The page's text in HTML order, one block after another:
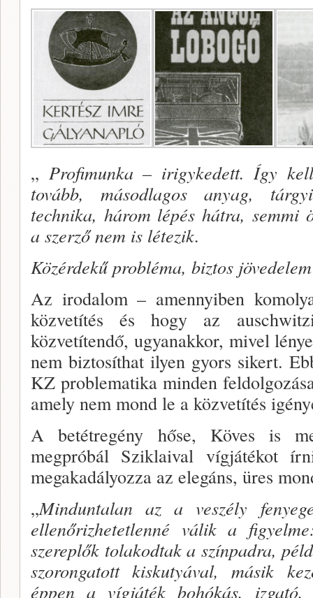
„ Profimunka – irigykedett. Így
tovább, másodlagos anyag,
technika, há­rom lépés hátra, semmi
a szerző nem is létezik.
Közérdekű probléma, biztos
Az irodalom – amennyiben
közvetítés és hogy az
közvetítendő, ugyanakkor, mivel
nem biztosíthat ilyen gyors sikert.
KZ problematika minden
amely nem mond le a közvetítés
A betétregény hőse, Köves is
megpróbál Szik­laival vígjátékot
megakadályozza az elegáns, üres
„Minduntalan az a veszély
ellenőrizhetet­lenné válik a
szereplők tolakodtak a szín­padra,
szorongatott kiskutyával, másik
éppen a vígjá­ték bohókás, izgató,